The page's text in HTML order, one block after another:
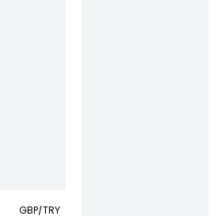
GBP/TRY